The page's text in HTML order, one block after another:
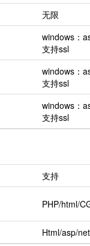
无限
windows：
支持ssl
windows：
支持ssl
windows：
支持ssl
支持
PHP/html/
Html/asp/net